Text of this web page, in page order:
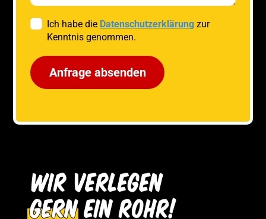
Ich habe die Datenschutzerklärung zur
Kenntnis genommen.